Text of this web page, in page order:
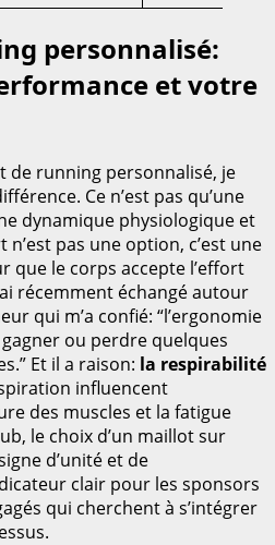
personnalisé:
et votre
de running personnalisé, je
Ce n’est pas qu’une
dynamique physiologique et
pas une option, c’est une
que le corps accepte l’effort
récemment échangé autour
qui m’a confié: “l’ergonomie
ou perdre quelques
Et il a raison: la respirabilité
influencent
des muscles et la fatigue
le choix d’un maillot sur
d’unité et de
clair pour les sponsors
qui cherchent à s’intégrer